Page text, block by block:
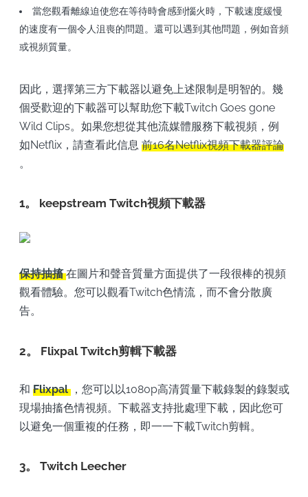
當您觀看離線迫使您在等待時會感到惱火時，下載速度緩慢
的速度有一個令人沮喪的問題。還可以遇到其他問題，例如音頻
或視頻質量。
因此，選擇第三方下載器以避免上述限制是明智的。幾
個受歡迎的下載器可以幫助您下載Twitch Goes gone
Wild Clips。如果您想從其他流媒體服務下載視頻，例
如Netflix，請查看此信息 前16名Netflix視頻下載器評論
。
1。 keepstream Twitch視頻下載器
保持抽搐在圖片和聲音質量方面提供了一段很棒的視頻
觀看體驗。您可以觀看Twitch色情流，而不會分散廣
告。
2。 Flixpal Twitch剪輯下載器
和 Flixpal，您可以以1080p高清質量下載錄製的錄製或
現場抽搐色情視頻。下載器支持批處理下載，因此您可
以避免一個重複的任務，即一一下載Twitch剪輯。
3。 Twitch Leecher